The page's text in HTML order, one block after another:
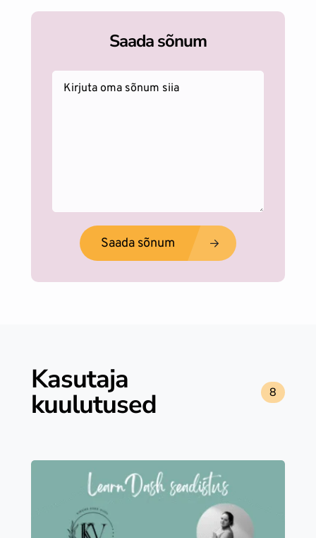
Saada sõnum
Saada sõnum
Kasutaja
kuulutused 8